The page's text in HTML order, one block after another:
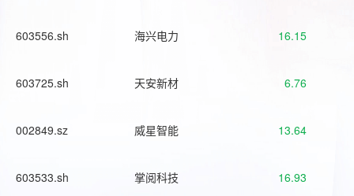
603556.sh 海兴电力 16.15
603725.sh 天安新材 6.76
002849.sz 威星智能 13.64
603533.sh 掌阅科技 16.93